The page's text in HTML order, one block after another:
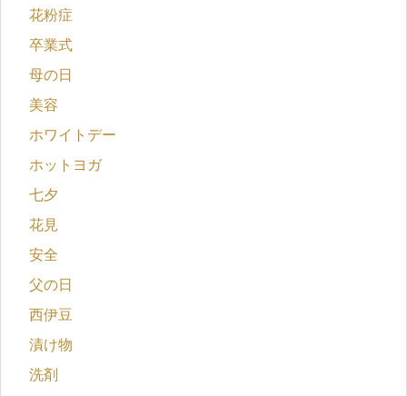
花粉症
卒業式
母の日
美容
ホワイトデー
ホットヨガ
七夕
花見
安全
父の日
西伊豆
漬け物
洗剤